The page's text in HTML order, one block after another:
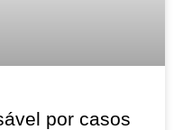
por casos